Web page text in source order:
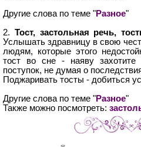
Другие слова по теме "Разное"
2. Тост, застольная речь,
Услышать здравницу в свою
людям, которые этого
тост во сне - наяву захотите
поступок, не думая о
Поджаривать тосты - добиться
Другие слова по теме "Разное"
Также можно посмотреть: